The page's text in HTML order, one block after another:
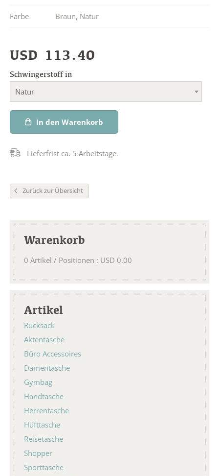
Farbe Braun, Natur
USD 113.40
Schwingerstoff in
Natur
In den Warenkorb
Lieferfrist ca. 5 Arbeitstage.
Zurück zur Übersicht
Warenkorb
0 Artikel / Positionen : USD 0.00
Artikel
Rucksack
Aktentasche
Büro Accessoires
Damentasche
Gymbag
Handtasche
Herrentasche
Hüfttasche
Reisetasche
Shopper
Sporttasche